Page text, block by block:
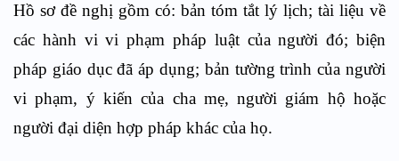
Hồ sơ đề nghị gồm có: bản tóm tắt lý lịch; tài liệu về
các hành vi vi phạm pháp luật của người đó; biện
pháp giáo dục đã áp dụng; bản tường trình của người
vi phạm, ý kiến của cha mẹ, người giám hộ hoặc
người đại diện hợp pháp khác của họ.